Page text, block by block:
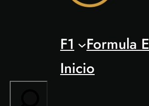
F1 Formula E
Inicio